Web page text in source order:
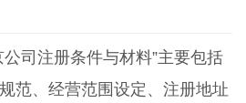
司注册条件与材料”主要包括
范、经营范围设定、注册地址